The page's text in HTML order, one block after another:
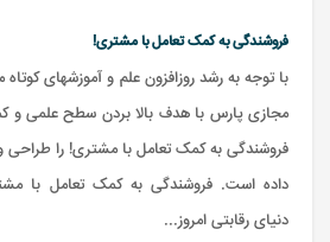
فروشندگی به کمک تعامل با مشتری!
با توجه به رشد روزافزون علم و آموزشهای
مجازی پارس با هدف بالا بردن سطح علمی و
فروشندگی به کمک تعامل با مشتری! را طراحی
داده است. فروشندگی به کمک تعامل با
دنیای رقابتی امروز...